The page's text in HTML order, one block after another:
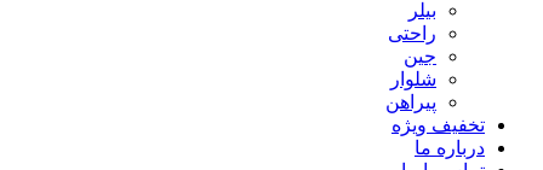
بیلر
راحتی
جین
شلوار
پیراهن
تخفیف ویژه
درباره ما